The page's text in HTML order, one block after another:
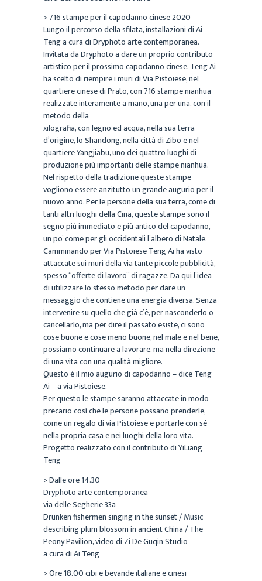
> 716 stampe per il capodanno cinese 2020
Lungo il percorso della sfilata, installazioni di Ai
Teng a cura di Dryphoto arte contemporanea.
Invitata da Dryphoto a dare un proprio contributo
artistico per il prossimo capodanno cinese, Teng Ai
ha scelto di riempire i muri di Via Pistoiese, nel
quartiere cinese di Prato, con 716 stampe nianhua
realizzate interamente a mano, una per una, con il
metodo della
xilografia, con legno ed acqua, nella sua terra
d’origine, lo Shandong, nella città di Zibo e nel
quartiere Yangjiabu, uno dei quattro luoghi di
produzione più importanti delle stampe nianhua.
Nel rispetto della tradizione queste stampe
vogliono essere anzitutto un grande augurio per il
nuovo anno. Per le persone della sua terra, come di
tanti altri luoghi della Cina, queste stampe sono il
segno più immediato e più antico del capodanno,
un po’ come per gli occidentali l’albero di Natale.
Camminando per Via Pistoiese Teng Ai ha visto
attaccate sui muri della via tante piccole pubblicità,
spesso “offerte di lavoro” di ragazze. Da qui l’idea
di utilizzare lo stesso metodo per dare un
messaggio che contiene una energia diversa. Senza
intervenire su quello che già c’è, per nasconderlo o
cancellarlo, ma per dire il passato esiste, ci sono
cose buone e cose meno buone, nel male e nel bene,
possiamo continuare a lavorare, ma nella direzione
di una vita con una qualità migliore.
Questo è il mio augurio di capodanno – dice Teng
Ai – a via Pistoiese.
Per questo le stampe saranno attaccate in modo
precario così che le persone possano prenderle,
come un regalo di via Pistoiese e portarle con sé
nella propria casa e nei luoghi della loro vita.
Progetto realizzato con il contributo di YiLiang
Teng
> Dalle ore 14.30
Dryphoto arte contemporanea
via delle Segherie 33a
Drunken fishermen singing in the sunset / Music
describing plum blossom in ancient China / The
Peony Pavilion, video di Zi De Guqin Studio
a cura di Ai Teng
> Ore 18.00 cibi e bevande italiane e cinesi